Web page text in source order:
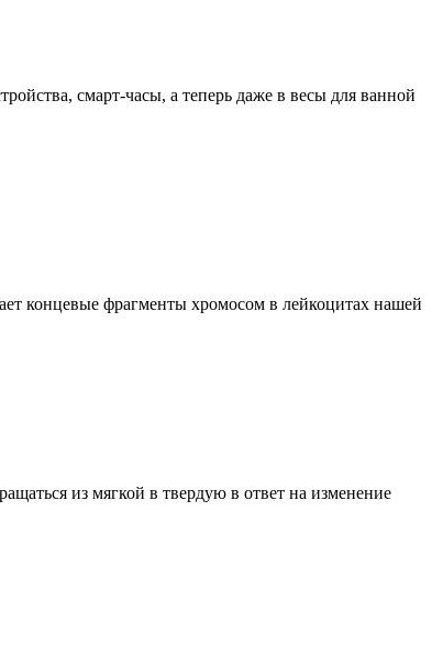
смарт-часы, а теперь даже в весы для ванной
концевые фрагменты хромосом в лейкоцитах нашей
из мягкой в твердую в ответ на изменение